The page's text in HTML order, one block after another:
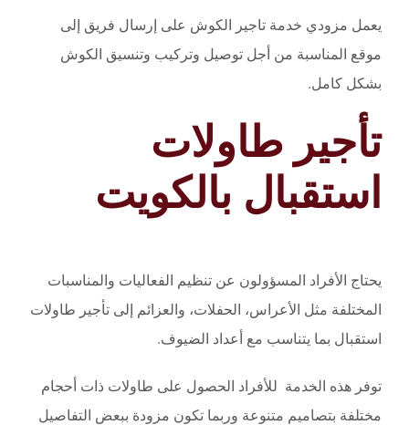
يعمل مزودي خدمة تاجير الكوش على إرسال فريق إلى
موقع المناسبة من أجل توصيل وتركيب وتنسيق الكوش
بشكل كامل.
تأجير طاولات
استقبال بالكويت
يحتاج الأفراد المسؤولون عن تنظيم الفعاليات والمناسبات
المختلفة مثل الأعراس، الحفلات، والعزائم إلى تأجير طاولات
استقبال بما يتناسب مع أعداد الضيوف.
توفر هذه الخدمة للأفراد الحصول على طاولات ذات أحجام
مختلفة بتصاميم متنوعة وربما تكون مزودة ببعض التفاصيل